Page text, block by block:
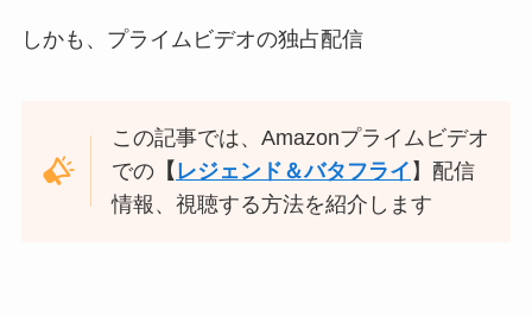
しかも、プライムビデオの独占配信
この記事では、Amazonプライムビデオ
での 【 レジェンド＆バタフライ 】配信
情報、視聴する方法を紹介します